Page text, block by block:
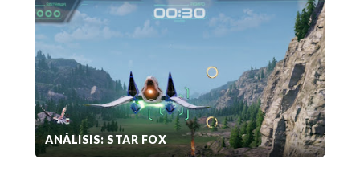
ANÁLISIS: STAR FOX